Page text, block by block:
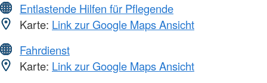
Entlastende Hilfen für Pflegende
Karte: Link zur Google Maps Ansicht
Fahrdienst
Karte: Link zur Google Maps Ansicht